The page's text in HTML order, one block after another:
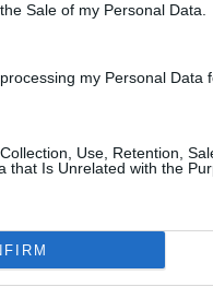
Sale of my Personal Data.
my Personal Data
Use, Retention,
that Is Unrelated with the
está em construção
em vista a participação
quatro temporadas esteve
de formação.
anunciou a